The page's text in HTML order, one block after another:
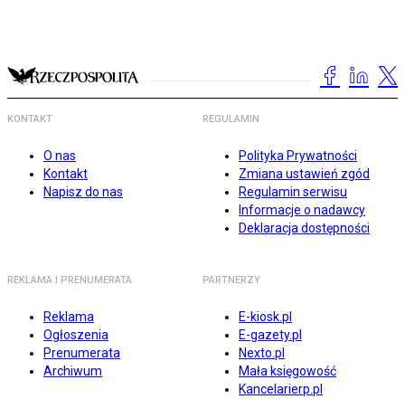
KONTAKT
O nas
Kontakt
Napisz do nas
REGULAMIN
Polityka Prywatności
Zmiana ustawień zgód
Regulamin serwisu
Informacje o nadawcy
Deklaracja dostępności
REKLAMA I PRENUMERATA
Reklama
Ogłoszenia
Prenumerata
Archiwum
PARTNERZY
E-kiosk.pl
E-gazety.pl
Nexto.pl
Mała księgowość
Kancelarierp.pl